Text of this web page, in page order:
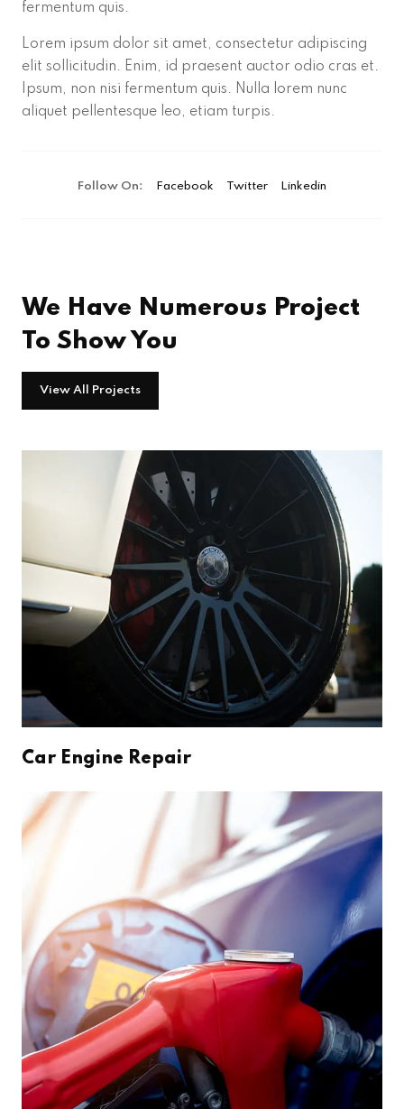
fermentum quis.
Lorem ipsum dolor sit amet, consectetur adipiscing
elit sollicitudin. Enim, id praesent auctor odio cras et.
Ipsum, non nisi fermentum quis. Nulla lorem nunc
aliquet pellentesque leo, etiam turpis.
Follow On: Facebook Twitter Linkedin
We Have Numerous Project
To Show You
View All Projects
Car Engine Repair